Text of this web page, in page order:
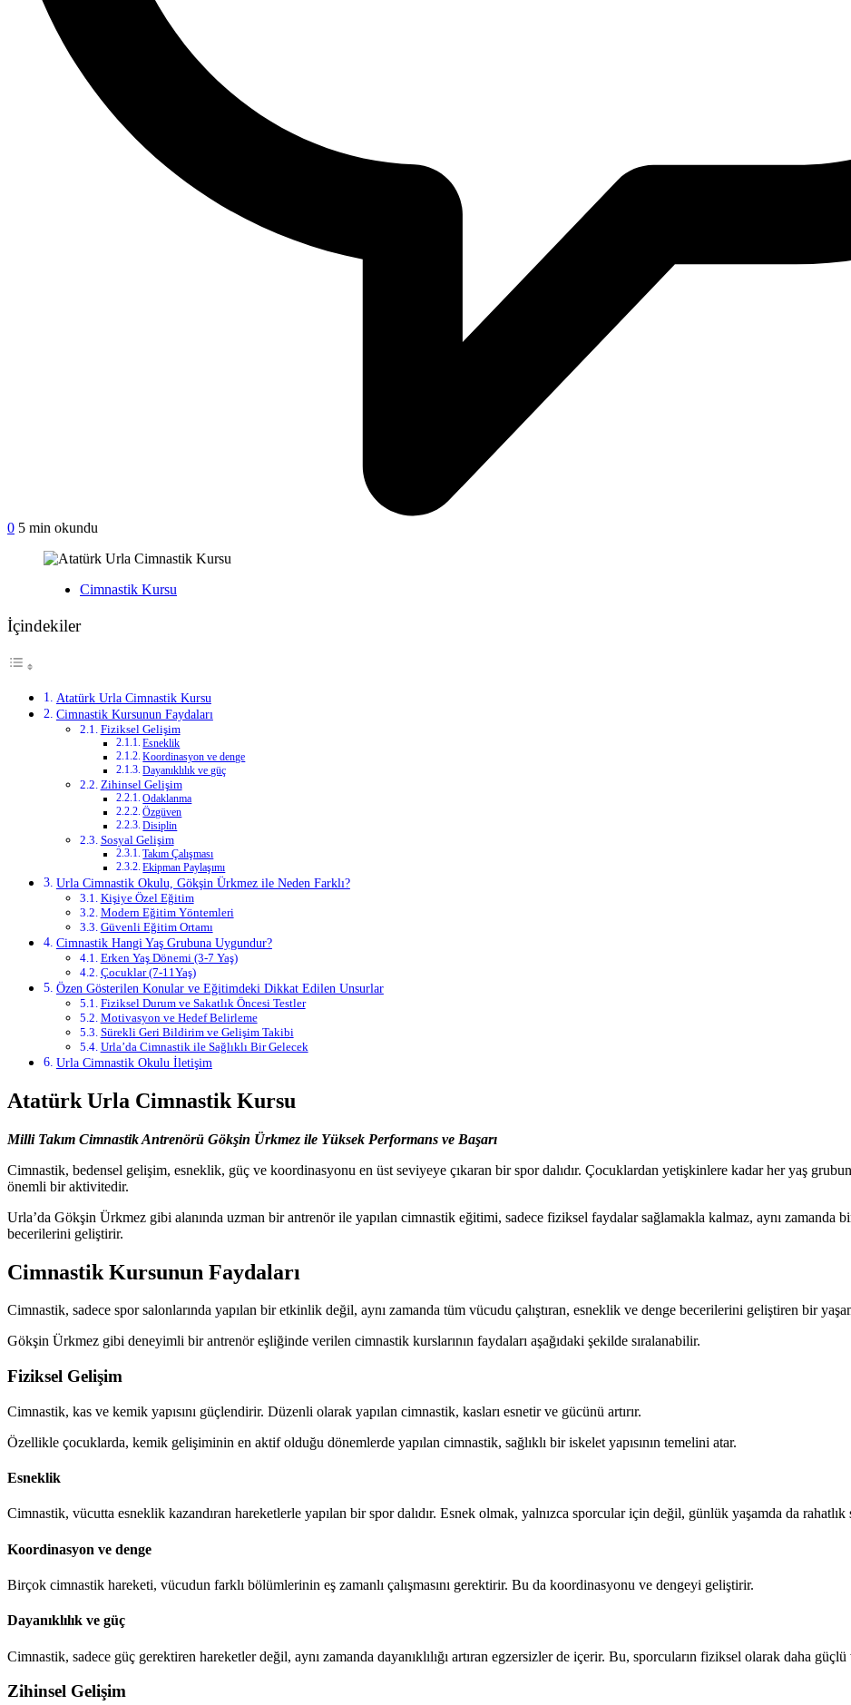
0 on
5 min okundu
YayınlananCimnastik Kursu
İçindekiler
Atatürk Urla Cimnastik Kursu
Cimnastik Kursunun Faydaları
Fiziksel Gelişim
Esneklik
Koordinasyon ve denge
Dayanıklılık ve güç
Zihinsel Gelişim
Odaklanma
Özgüven
Disiplin
Sosyal Gelişim
Takım Çalışması
Ekipman Paylaşımı
Urla Cimnastik Okulu, Gökşin Ürkmez ile Neden Farklı?
Kişiye Özel Eğitim
Modern Eğitim Yöntemleri
Güvenli Eğitim Ortamı
Cimnastik Hangi Yaş Grubuna Uygundur?
Erken Yaş Dönemi (3-7 Yaş)
Çocuklar (7-11Yaş)
Özen Gösterilen Konular ve Eğitimdeki Dikkat Edilen Unsurlar
Fiziksel Durum ve Sakatlık Öncesi Testler
Motivasyon ve Hedef Belirleme
Sürekli Geri Bildirim ve Gelişim Takibi
Urla’da Cimnastik ile Sağlıklı Bir Gelecek
Urla Cimnastik Okulu İletişim
Atatürk Urla Cimnastik Kursu
Milli Takım Cimnastik Antrenörü Gökşin Ürkmez ile Yüksek Performans ve Başarı
Cimnastik, bedensel gelişim, esneklik, güç ve koordinasyonu en üst seviyeye çıkaran bir spor dalıdır. Çocuklardan yetişkinlere kadar her yaş
önemli bir aktivitedir.
Urla’da Gökşin Ürkmez gibi alanında uzman bir antrenör ile yapılan cimnastik eğitimi, sadece fiziksel faydalar sağlamakla kalmaz, aynı zamanda
becerilerini geliştirir.
Cimnastik Kursunun Faydaları
Cimnastik, sadece spor salonlarında yapılan bir etkinlik değil, aynı zamanda tüm vücudu çalıştıran, esneklik ve denge becerilerini geliştiren bir
Gökşin Ürkmez gibi deneyimli bir antrenör eşliğinde verilen cimnastik kurslarının faydaları aşağıdaki şekilde sıralanabilir.
Fiziksel Gelişim
Cimnastik, kas ve kemik yapısını güçlendirir. Düzenli olarak yapılan cimnastik, kasları esnetir ve gücünü artırır.
Özellikle çocuklarda, kemik gelişiminin en aktif olduğu dönemlerde yapılan cimnastik, sağlıklı bir iskelet yapısının temelini atar.
Esneklik
Cimnastik, vücutta esneklik kazandıran hareketlerle yapılan bir spor dalıdır. Esnek olmak, yalnızca sporcular için değil, günlük yaşamda da rahatlık
Koordinasyon ve denge
Birçok cimnastik hareketi, vücudun farklı bölümlerinin eş zamanlı çalışmasını gerektirir. Bu da koordinasyonu ve dengeyi geliştirir.
Dayanıklılık ve güç
Cimnastik, sadece güç gerektiren hareketler değil, aynı zamanda dayanıklılığı artıran egzersizler de içerir. Bu, sporcuların fiziksel olarak daha güçlü
Zihinsel Gelişim